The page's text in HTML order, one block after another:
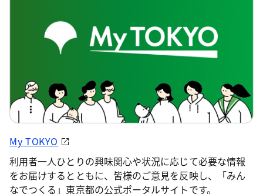
My TOKYO
利用者一人ひとりの興味関心や状況に応じて必要な情報
をお届けするとともに、皆様のご意見を反映し、「みん
なでつくる」東京都の公式ポータルサイトです。